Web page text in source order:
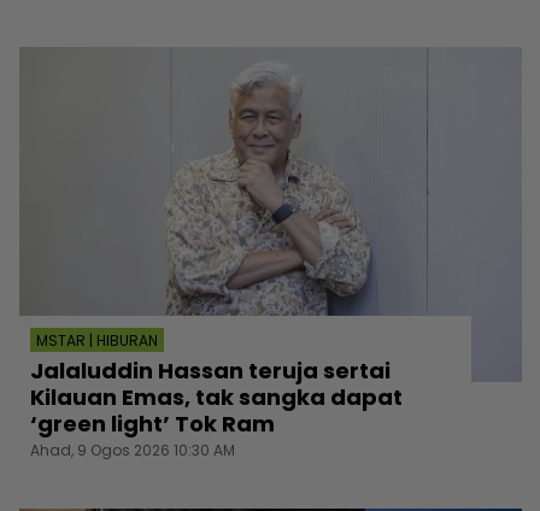
MSTAR | HIBURAN
Jalaluddin Hassan teruja sertai
Kilauan Emas, tak sangka dapat
‘green light’ Tok Ram
Ahad, 9 Ogos 2026 10:30 AM